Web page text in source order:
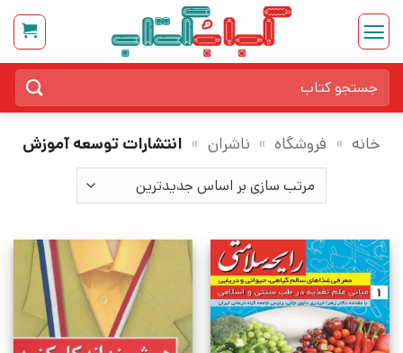
Skip
content
برای:
خانه » فروشگاه » ناشران » انتشارات توسعه آموزش